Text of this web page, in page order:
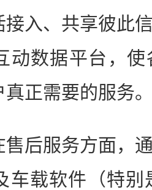
接入、共享彼此
动数据平台，
真正需要的服务
服务方面，通
车载软件（特